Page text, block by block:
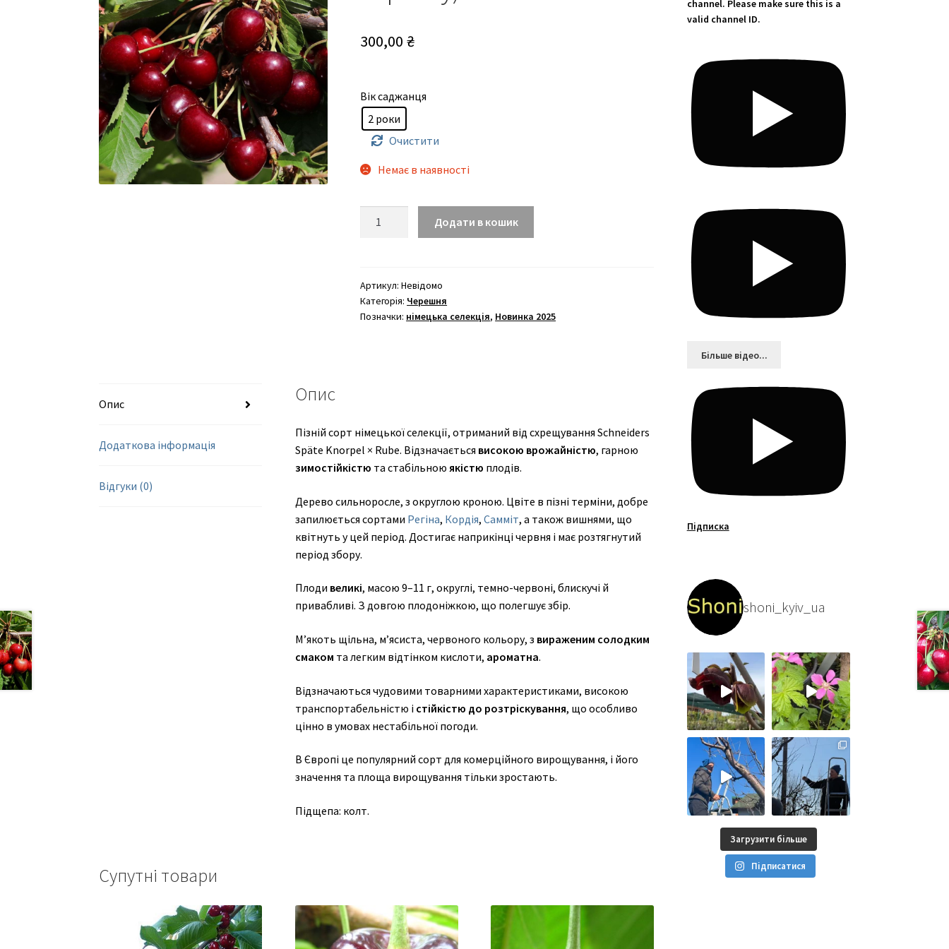
300,00₴
Вік саджанця
2 роки
Очистити
Немає в наявності
Додати в кошик
Артикул:Невідомо
Категорія: Черешня
Позначки: німецька селекція, Новинка 2025
Опис
Додаткова інформація
Відгуки (0)
Опис
Пізній сорт німецької селекції, отриманий від схрещування Schneiders
Späte Knorpel × Rube. Відзначається високою врожайністю, гарною
зимостійкістю та стабільною якістю плодів.
Дерево сильноросле, з округлою кроною. Цвіте в пізні терміни, добре
запилюється сортами Регіна, Кордія, Самміт, а також вишнями, що
квітнуть у цей період. Достигає наприкінці червня і має розтягнутий
період збору.
Плоди великі, масою 9–11 г, округлі, темно-червоні, блискучі й
привабливі. З довгою плодоніжкою, що полегшує збір.
М’якоть щільна, м’ясиста, червоного кольору, з вираженим солодким
смаком та легким відтінком кислоти, ароматна.
Відзначаються чудовими товарними характеристиками, високою
транспортабельністю і стійкістю до розтріскування, що особливо
цінно в умовах нестабільної погоди.
В Європі це популярний сорт для комерційного вирощування, і його
значення та площа вирощування тільки зростають.
Підщепа: колт.
Супутні товари
channel. Please make sure this is a
valid channel ID.
Більшe відео...
Підписка
shoni_kyiv_ua
Загрузити більше
Підписатися